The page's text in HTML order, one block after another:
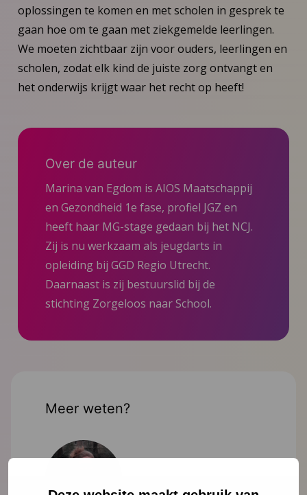
oplossingen te komen en met scholen in gesprek te
gaan hoe om te gaan met ziekgemelde leerlingen.
We moeten zichtbaar zijn voor ouders, leerlingen en
scholen, zodat elk kind de juiste zorg ontvangt en
het onderwijs krijgt waar het recht op heeft!
Over de auteur
Marina van Egdom is AIOS Maatschappij
en Gezondheid 1e fase, profiel JGZ en
heeft haar MG-stage gedaan bij het NCJ.
Zij is nu werkzaam als jeugdarts in
opleiding bij GGD Regio Utrecht.
Daarnaast is zij bestuurslid bij de
stichting Zorgeloos naar School.
Meer weten?